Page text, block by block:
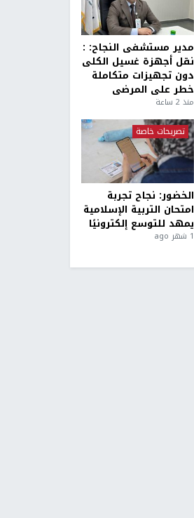
مدير مستشفى النجاح: :
نقل أجهزة غسيل الكلى
دون تجهيزات متكاملة
خطر على المرضى
منذ 2 ساعة
تصريحات خاصة
الخضور: نجاح تجربة
امتحان التربية الإسلامية
يمهد للتوسع إلكترونيًا
1 شهر ago